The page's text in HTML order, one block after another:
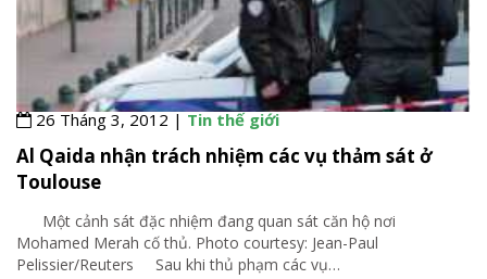
26 Tháng 3, 2012 |Tin thế giới
Al Qaida nhận trách nhiệm các vụ thảm sát ở
Toulouse
Một cảnh sát đặc nhiệm đang quan sát căn hộ nơi
Mohamed Merah cố thủ. Photo courtesy: Jean-Paul
Pelissier/Reuters Sau khi thủ phạm các vụ…